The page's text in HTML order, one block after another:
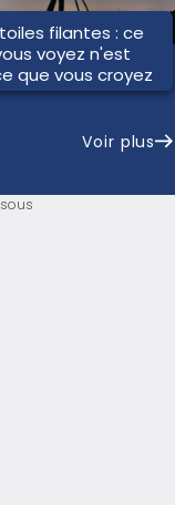
filantes : ce
voyez n'est
que vous croyez
Voir plus